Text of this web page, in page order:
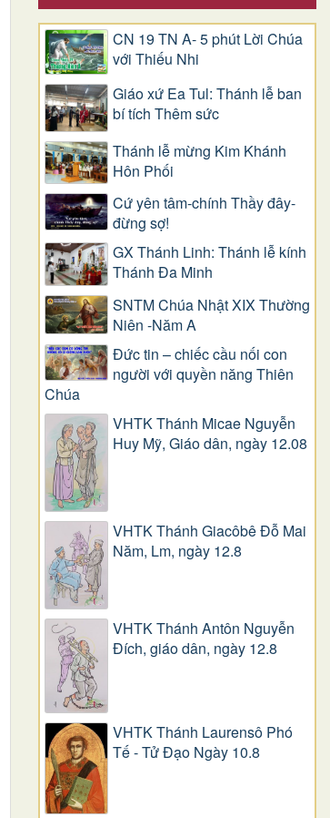
CN 19 TN A- 5 phút Lời Chúa
với Thiếu Nhi
Giáo xứ Ea Tul: Thánh lễ ban
bí tích Thêm sức
Thánh lễ mừng Kim Khánh
Hôn Phối
Cứ yên tâm-chính Thầy đây-
đừng sợ!
GX Thánh Linh: Thánh lễ kính
Thánh Đa Minh
SNTM Chúa Nhật XIX Thường
Niên -Năm A
Đức tin – chiếc cầu nối con
người với quyền năng Thiên
Chúa
VHTK Thánh Micae Nguyễn
Huy Mỹ, Giáo dân, ngày 12.08
VHTK Thánh Giacôbê Ðỗ Mai
Năm, Lm, ngày 12.8
VHTK Thánh Antôn Nguyễn
Ðích, giáo dân, ngày 12.8
VHTK Thánh Laurensô Phó
Tế - Tử Đạo Ngày 10.8